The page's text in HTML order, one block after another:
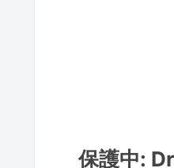
保護中: